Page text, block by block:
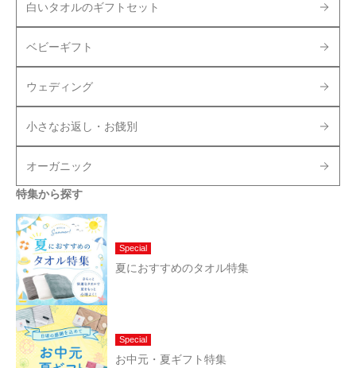
白いタオルのギフトセット
ベビーギフト
ウェディング
小さなお返し・お餞別
オーガニック
特集から探す
Special
夏におすすめのタオル特集
Special
お中元・夏ギフト特集